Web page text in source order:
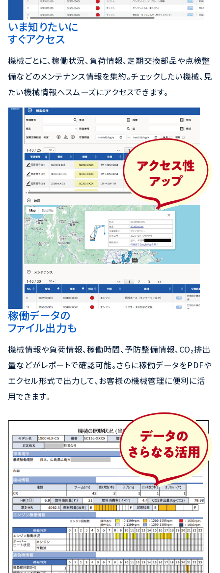
いま知りたいに
すぐアクセス
機械ごとに、稼働状況、負荷情報、定期交換部品や点検整
備などのメンテナンス情報を集約。チェックしたい機械、見
たい機械情報へスムーズにアクセスできます。
稼働データの
ファイル出力も
機械情報や負荷情報、稼働時間、予防整備情報、CO₂排出
量などがレポートで確認可能。さらに稼働データをPDFや
エクセル形式で出力して、お客様の機械管理に便利に活
用できます。